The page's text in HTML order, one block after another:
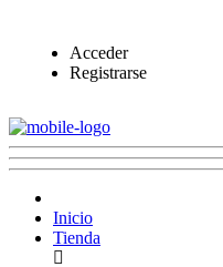
Acceder
Registrarse
Inicio
Tienda